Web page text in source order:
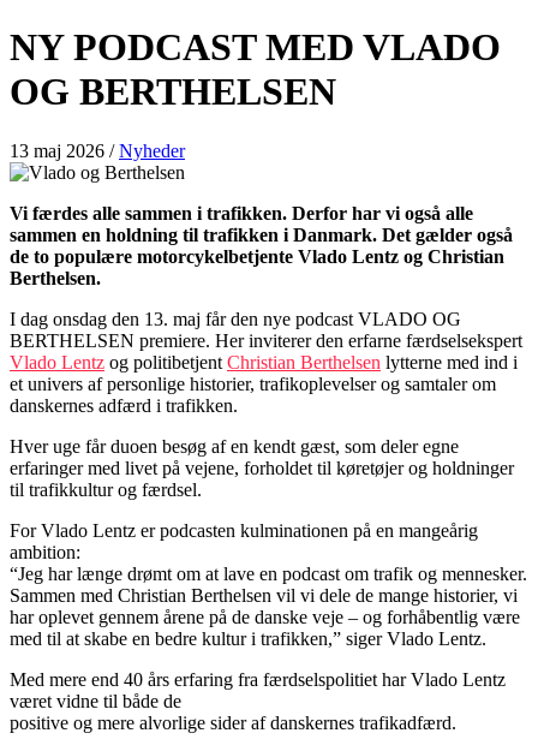
NY PODCAST MED VLADO
OG BERTHELSEN
13 maj 2026 /Nyheder
Vi færdes alle sammen i trafikken. Derfor har vi også alle
sammen en holdning til trafikken i Danmark. Det gælder også
de to populære motorcykelbetjente Vlado Lentz og Christian
Berthelsen.
I dag onsdag den 13. maj får den nye podcast VLADO OG
BERTHELSEN premiere. Her inviterer den erfarne færdselsekspert
Vlado Lentz og politibetjent Christian Berthelsen lytterne med ind i
et univers af personlige historier, trafikoplevelser og samtaler om
danskernes adfærd i trafikken.
Hver uge får duoen besøg af en kendt gæst, som deler egne
erfaringer med livet på vejene, forholdet til køretøjer og holdninger
til trafikkultur og færdsel.
For Vlado Lentz er podcasten kulminationen på en mangeårig
ambition:
“Jeg har længe drømt om at lave en podcast om trafik og mennesker.
Sammen med Christian Berthelsen vil vi dele de mange historier, vi
har oplevet gennem årene på de danske veje – og forhåbentlig være
med til at skabe en bedre kultur i trafikken,” siger Vlado Lentz.
Med mere end 40 års erfaring fra færdselspolitiet har Vlado Lentz
været vidne til både de
positive og mere alvorlige sider af danskernes trafikadfærd.